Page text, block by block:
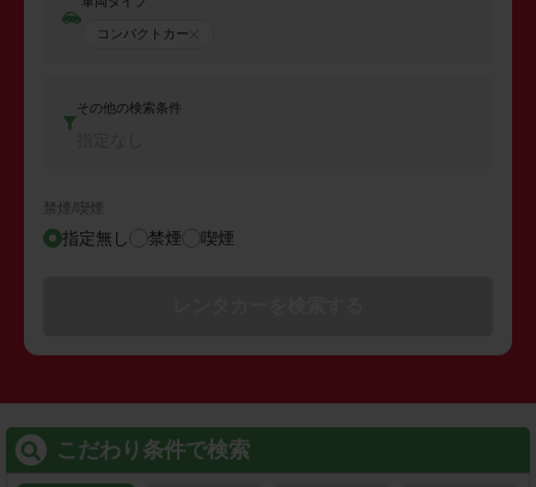
コンパクトカー
その他の検索条件
禁煙/喫煙
指定無し 禁煙 喫煙
こだわり条件で検索